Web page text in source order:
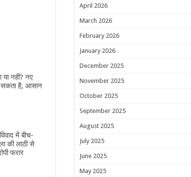
या नहीं? नए
है, आसान
में बीच-
की लाठी से
फरार
April 2026
March 2026
February 2026
January 2026
December 2025
November 2025
October 2025
September 2025
August 2025
July 2025
June 2025
May 2025